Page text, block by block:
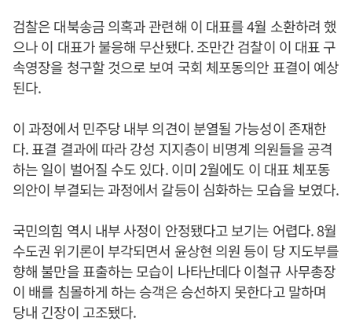
검찰은 대북송금 의혹과 관련해 이 대표를 4월 소환하려 했
으나 이 대표가 불응해 무산됐다. 조만간 검찰이 이 대표 구
속영장을 청구할 것으로 보여 국회 체포동의안 표결이 예상
된다.
이 과정에서 민주당 내부 의견이 분열될 가능성이 존재한
다. 표결 결과에 따라 강성 지지층이 비명계 의원들을 공격
하는 일이 벌어질 수도 있다. 이미 2월에도 이 대표 체포동
의안이 부결되는 과정에서 갈등이 심화하는 모습을 보였다.
국민의힘 역시 내부 사정이 안정됐다고 보기는 어렵다. 8월
수도권 위기론이 부각되면서 윤상현 의원 등이 당 지도부를
향해 불만을 표출하는 모습이 나타난데다 이철규 사무총장
이 배를 침몰하게 하는 승객은 승선하지 못한다고 말하며
당내 긴장이 고조됐다.